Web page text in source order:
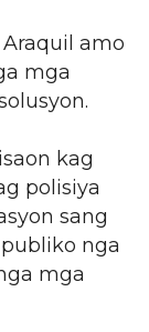
amo
mga
kag
polisiya
sang
nga
mga